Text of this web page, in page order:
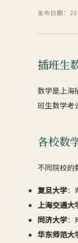
发布日期：
插班生
数学是上海
班生数学考
各校数
不同院校的
复旦大学：
上海交通大
同济大学：
华东师范大